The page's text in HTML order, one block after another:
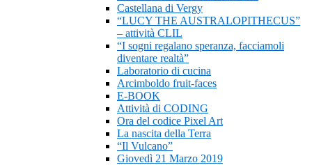
Castellana di Vergy
“LUCY THE AUSTRALOPITHECUS”
– attività CLIL
“I sogni regalano speranza, facciamoli
diventare realtà”
Laboratorio di cucina
Arcimboldo fruit-faces
E-BOOK
Attività di CODING
Ora del codice Pixel Art
La nascita della Terra
“Il Vulcano”
Giovedì 21 Marzo 2019